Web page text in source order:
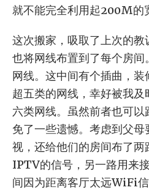
就不能完全利用起200M的
这次搬家，吸取了上次的教
也将网线布置到了每个房
网线。这中间有个插曲，
超五类的网线，幸好被我
六类网线。虽然前者也可
免了一些遗憾。考虑到父
视，还给他们的房间布了
IPTV的信号，另一路用来
间因为距离客厅太远WiFi